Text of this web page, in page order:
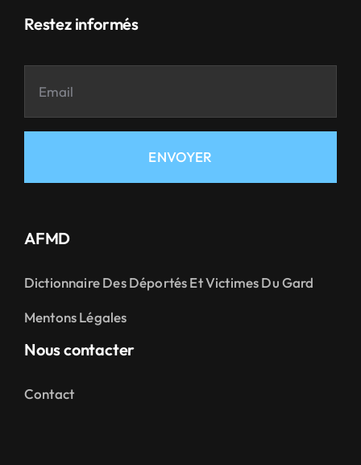
Restez informés
ENVOYER
AFMD
Dictionnaire Des Déportés Et Victimes Du Gard
Mentons Légales
Nous contacter
Contact